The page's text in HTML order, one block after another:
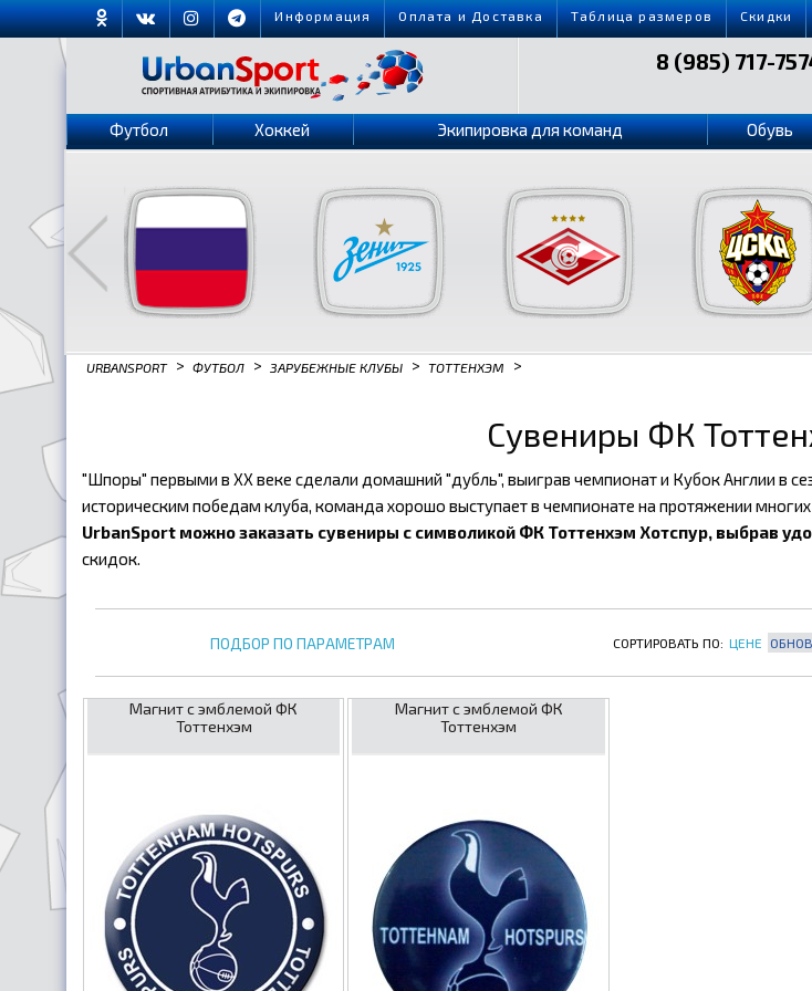
Информация Оплата и Доставка Таблица размеров Скидки
8 (985) 717-
Футбол Хоккей Экипировка для команд Обувь
URBANSPORT > ФУТБОЛ > ЗАРУБЕЖНЫЕ КЛУБЫ > ТОТТЕНХЭМ >
Сувениры ФК
"Шпоры" первыми в XX веке сделали домашний "дубль", выиграв чемпионат и Кубок Англии в
историческим победам клуба, команда хорошо выступает в чемпионате на протяжении многих
UrbanSport можно заказать сувениры с символикой ФК Тоттенхэм Хотспур, выбрав
скидок.
ПОДБОР ПО ПАРАМЕТРАМ СОРТИРОВАТЬ ПО: ЦЕНЕ
Магнит с эмблемой ФК
Тоттенхэм
Магнит с эмблемой ФК
Тоттенхэм